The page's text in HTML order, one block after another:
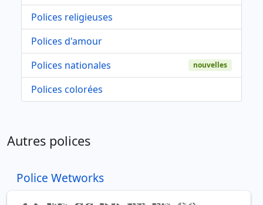
Polices religieuses
Polices d'amour
Polices nationales
nouvelles
Polices colorées
Autres polices
Police Wetworks